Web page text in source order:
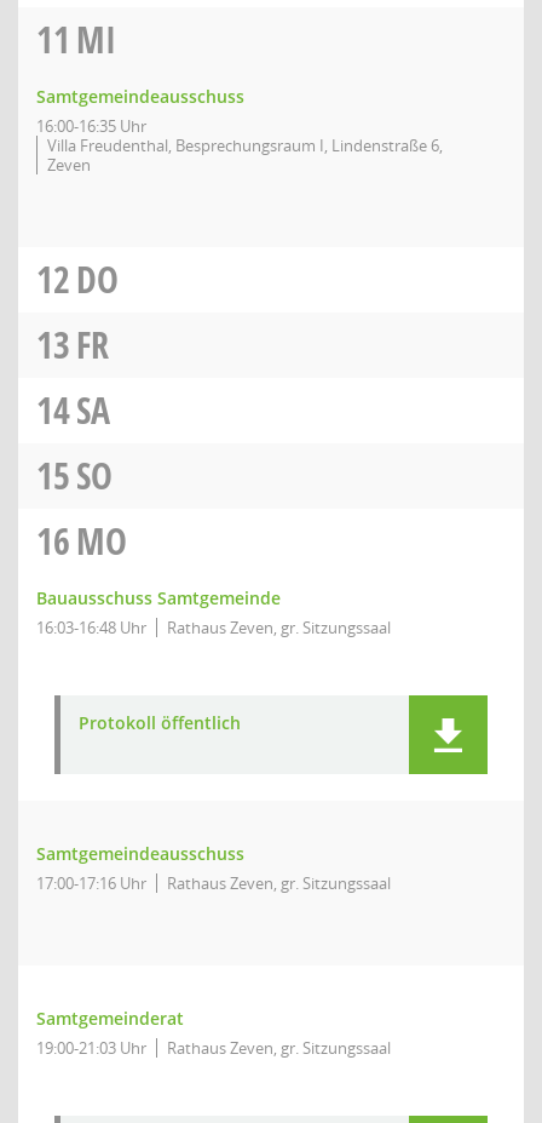
11 MI
Samtgemeindeausschuss
16:00-16:35 Uhr
Villa Freudenthal, Besprechungsraum I, Lindenstraße 6,
Zeven
12DO
13FR
14SA
15SO
16MO
Bauausschuss Samtgemeinde
16:03-16:48 Uhr Rathaus Zeven, gr. Sitzungssaal
Protokoll öffentlich
Samtgemeindeausschuss
17:00-17:16 Uhr Rathaus Zeven, gr. Sitzungssaal
Samtgemeinderat
19:00-21:03 Uhr Rathaus Zeven, gr. Sitzungssaal